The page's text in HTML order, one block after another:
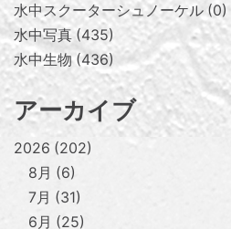
水中スクーターシュノーケル 0
水中写真 435
水中生物 436
アーカイブ
2026 202
8月
6
7月
31
6月
25